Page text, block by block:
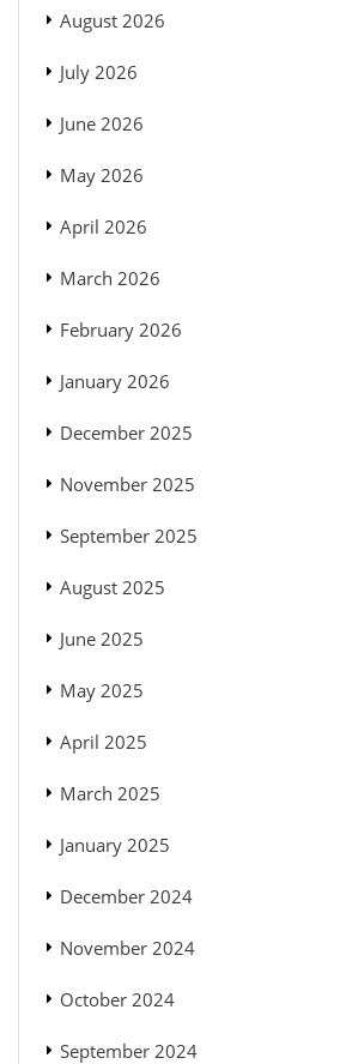
August 2026
July 2026
June 2026
May 2026
April 2026
March 2026
February 2026
January 2026
December 2025
November 2025
September 2025
August 2025
June 2025
May 2025
April 2025
March 2025
January 2025
December 2024
November 2024
October 2024
September 2024